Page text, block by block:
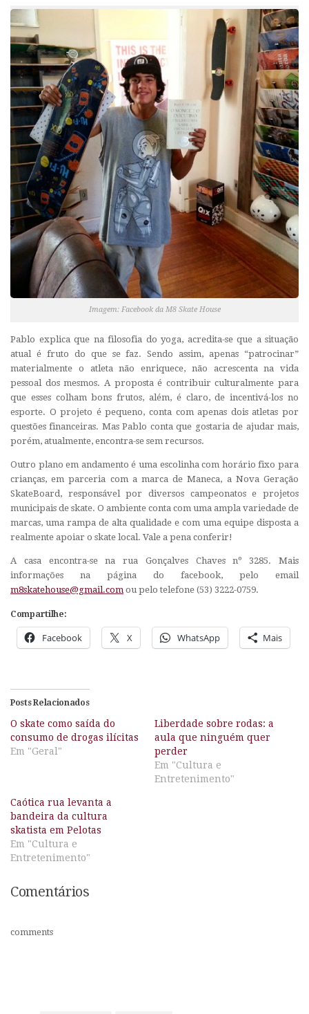
Imagem: Facebook da M8 Skate House
Pablo explica que na filosofia do yoga, acredita-se que a situação
atual é fruto do que se faz. Sendo assim, apenas “patrocinar”
materialmente o atleta não enriquece, não acrescenta na vida
pessoal dos mesmos. A proposta é contribuir culturalmente para
que esses colham bons frutos, além, é claro, de incentivá-los no
esporte. O projeto é pequeno, conta com apenas dois atletas por
questões financeiras. Mas Pablo conta que gostaria de ajudar mais,
porém, atualmente, encontra-se sem recursos.
Outro plano em andamento é uma escolinha com horário fixo para
crianças, em parceria com a marca deManeca, a Nova Geração
SkateBoard, responsável por diversos campeonatos e projetos
municipais de skate. O ambiente conta com uma ampla variedade de
marcas, uma rampa de alta qualidade e com uma equipe disposta a
realmente apoiar o skate local. Vale a pena conferir!
A casa encontra-se na rua Gonçalves Chaves nº 3285. Mais
informações na página do facebook, pelo email
m8skatehouse@gmail.com ou pelo telefone (53) 3222-0759.
Compartilhe:
Facebook X WhatsApp Mais
Posts Relacionados
O skate como saída do
consumo de drogas ilícitas
Em "Geral"
Liberdade sobre rodas: a
aula que ninguém quer
perder
Em "Cultura e
Entretenimento"
Caótica rua levanta a
bandeira da cultura
skatista em Pelotas
Em "Cultura e
Entretenimento"
Comentários
comments